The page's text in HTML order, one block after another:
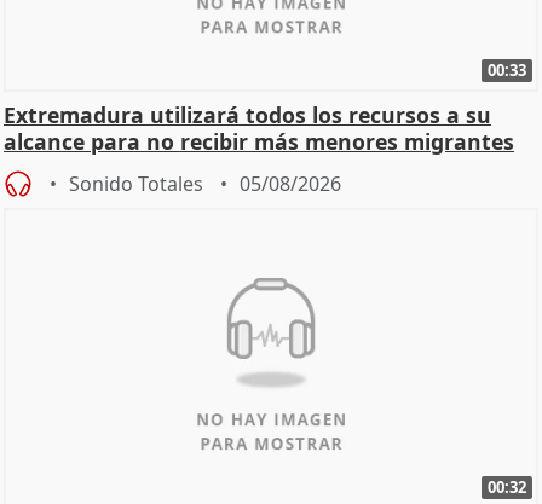
00:33
Extremadura utilizará todos los recursos a su
alcance para no recibir más menores migrantes
Sonido Totales 05/08/2026
00:32